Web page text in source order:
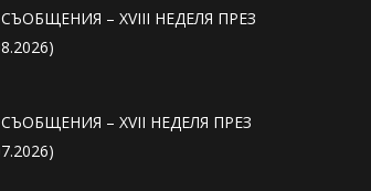
– XVIII НЕДЕЛЯ ПРЕЗ
– XVII НЕДЕЛЯ ПРЕЗ